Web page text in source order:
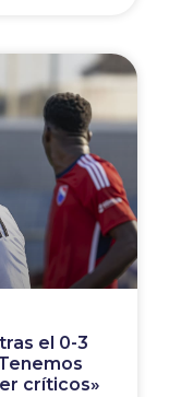
el 0-3
críticos»